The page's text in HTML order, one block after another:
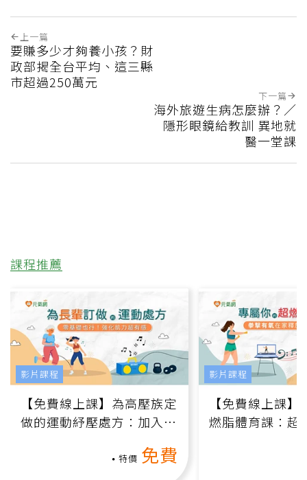
上一篇
要賺多少才夠養小孩？財
政部揭全台平均、這三縣
市超過250萬元
下一篇
海外旅遊生病怎麼辦？／
隱形眼鏡給教訓 異地就
醫一堂課
課程推薦
【免費線上課】為高壓族定
做的運動紓壓處方：加入行
特價 免費
影片課程
【免費線上課
燃脂體育課：超
影片課程